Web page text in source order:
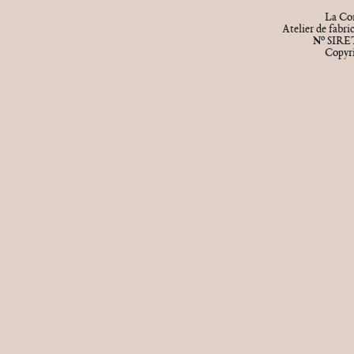
La
Atelier de
No